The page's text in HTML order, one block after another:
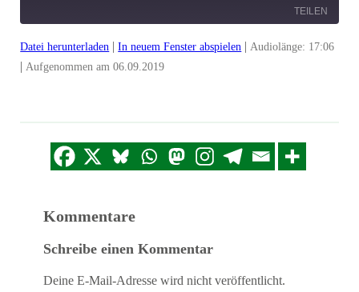
TEILEN
Datei herunterladen |In neuem Fenster abspielen |Audiolänge: 17:06
|Aufgenommen am 06.09.2019
Kommentare
Schreibe einen Kommentar
Deine E-Mail-Adresse wird nicht veröffentlicht.